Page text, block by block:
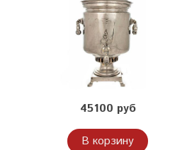
45100 руб
В корзину